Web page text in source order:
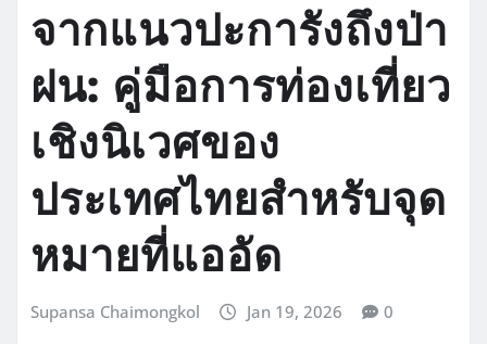
จากแนวปะการังถึงป่า
ฝน: คู่มือการท่องเที่ยว
เชิงนิเวศของ
ประเทศไทยสำหรับจุด
หมายที่แออัด
Supansa Chaimongkol Jan 19, 2026 0